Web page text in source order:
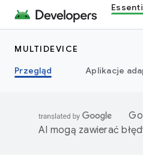
MULTIDEVICE
Przegląd
Aplikacje
AI mogą zawierać